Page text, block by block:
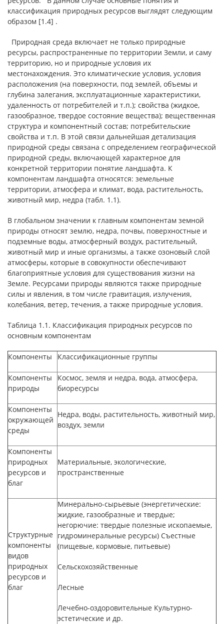
классификация природных ресурсов выглядят следующим
образом [1.4] .
Природная среда включает не только природные
ресурсы, распространенные по территории Земли, и саму
территорию, но и природные условия их
местонахождения. Это климатические условия, условия
расположения (на поверхности, под землей, объемы и
глубина залегания, эксплуатационные характеристики,
удаленность от потребителей и т.п.); свойства (жидкое,
газообразное, твердое состояние вещества); вещественная
структура и компонентный состав; потребительские
свойства и т.п. В этой связи дальнейшая детализация
природной среды связана с определением географической
природной среды, включающей характерное для
конкретной территории понятие ландшафта. К
компонентам ландшафта относятся: земельные
территории, атмосфера и климат, вода, растительность,
животный мир, недра (табл. 1.1).
В глобальном значении к главным компонентам земной
природы относят землю, недра, почвы, поверхностные и
подземные воды, атмосферный воздух, растительный,
животный мир и иные организмы, а также озоновый слой
атмосферы, которые в совокупности обеспечивают
благоприятные условия для существования жизни на
Земле. Ресурсами природы являются также природные
силы и явления, в том числе гравитация, излучения,
колебания, ветер, течения, а также природные условия.
Таблица 1.1. Классификация природных ресурсов по
основным компонентам
Компоненты Классификационные группы
Компоненты
природы
Космос, земля и недра, вода, атмосфера,
биоресурсы
Компоненты
окружающей
среды
Недра, воды, растительность, животный мир,
воздух, земли
Компоненты
природных
ресурсов и
благ
Материальные, экологические,
пространственные
Структурные
компоненты
видов
природных
ресурсов и
благ
Минерально-сырьевые (энергетические:
жидкие, газообразные и твердые;
негорючие: твердые полезные ископаемые,
гидроминеральные ресурсы) Съестные
(пищевые, кормовые, питьевые)
Сельскохозяйственные
Лесные
Лечебно-оздоровительные Культурно-
эстетические и др.